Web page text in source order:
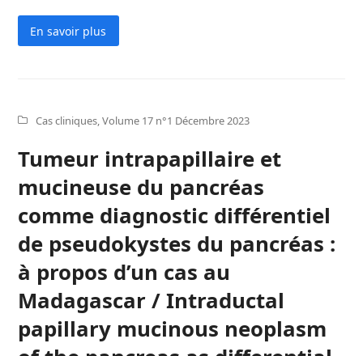
En savoir plus
Cas cliniques,Volume 17 n°1 Décembre 2023
Tumeur intrapapillaire et
mucineuse du pancréas
comme diagnostic différentiel
de pseudokystes du pancréas :
à propos d’un cas au
Madagascar / Intraductal
papillary mucinous neoplasm